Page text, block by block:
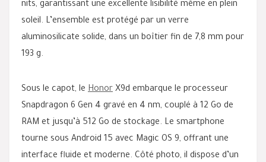
nits, garantissant une excellente lisibilité même en plein
soleil. L’ensemble est protégé par un verre
aluminosilicate solide, dans un boîtier fin de 7,8 mm pour
193 g.
Sous le capot, le Honor X9d embarque le processeur
Snapdragon 6 Gen 4 gravé en 4 nm, couplé à 12 Go de
RAM et jusqu’à 512 Go de stockage. Le smartphone
tourne sous Android 15 avec Magic OS 9, offrant une
interface fluide et moderne. Côté photo, il dispose d’un